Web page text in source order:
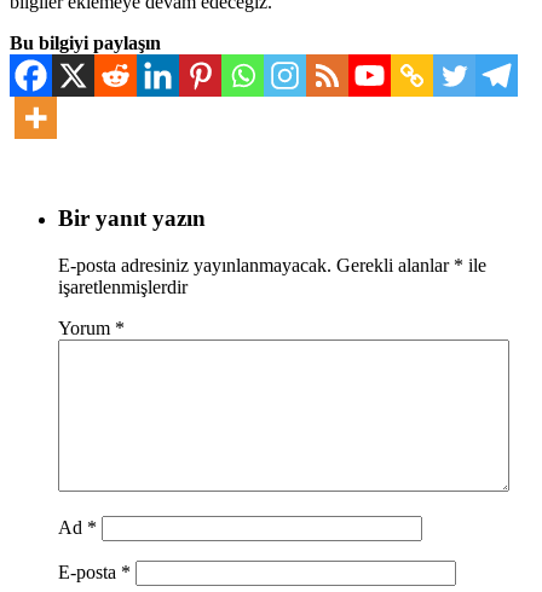
Bu bilgiyi paylaşın
Bir yanıt yazın
E-posta adresiniz yayınlanmayacak. Gerekli alanlar * ile
işaretlenmişlerdir
Yorum *
Ad *
E-posta *